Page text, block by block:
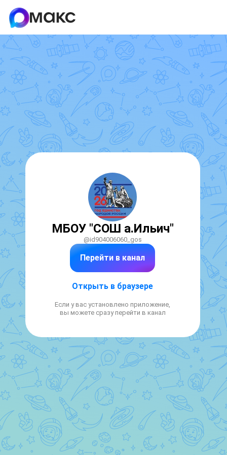
МБОУ "СОШ а.Ильич"
@id904006060_gos
Перейти в канал
Открыть в браузере
Если у вас установлено приложение,
вы можете сразу перейти в канал